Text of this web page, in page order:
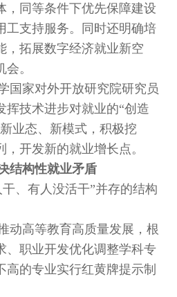
，同等条件下优先保障建设
工支持服务。同时还明确培
，拓展数字经济就业新空
。
国家对外开放研究院研究员
挥技术进步对就业的“创造
业态、新模式，积极挖
开发新的就业增长点。
结构性就业矛盾
、有人没活干”并存的结构
动高等教育高质量发展，根
、职业开发优化调整学科专
高的专业实行红黄牌提示制